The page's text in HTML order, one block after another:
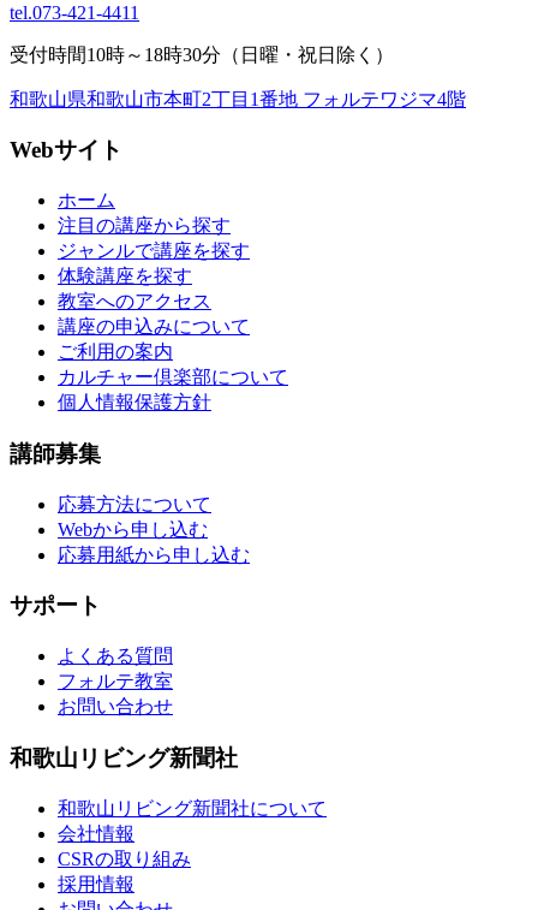
tel.073-421-4411
受付時間10時～18時30分（日曜・祝日除く）
和歌山県和歌山市本町2丁目1番地 フォルテワジマ4階
Webサイト
ホーム
注目の講座から探す
ジャンルで講座を探す
体験講座を探す
教室へのアクセス
講座の申込みについて
ご利用の案内
カルチャー倶楽部について
個人情報保護方針
講師募集
応募方法について
Webから申し込む
応募用紙から申し込む
サポート
よくある質問
フォルテ教室
お問い合わせ
和歌山リビング新聞社
和歌山リビング新聞社について
会社情報
CSRの取り組み
採用情報